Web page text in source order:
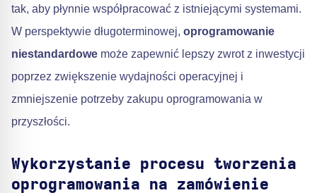
tak, aby płynnie współpracować z istniejącymi systemami.
W perspektywie długoterminowej, oprogramowanie
niestandardowe może zapewnić lepszy zwrot z inwestycji
poprzez zwiększenie wydajności operacyjnej i
zmniejszenie potrzeby zakupu oprogramowania w
przyszłości.
Wykorzystanie procesu tworzenia
oprogramowania na zamówienie